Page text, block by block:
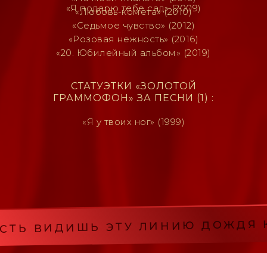
ЭТУ ЛИНИЮ
«Я подарю тебе сад» (2009)
«Любовь-комета» (2010)
«Седьмое чувство» (2012)
«Розовая нежность» (2016)
«20. Юбилейный альбом» (2019)
СТАТУЭТКИ «ЗОЛОТОЙ
ГРАММОФОН» ЗА ПЕСНИ (1) :
«Я у твоих ног» (1999)